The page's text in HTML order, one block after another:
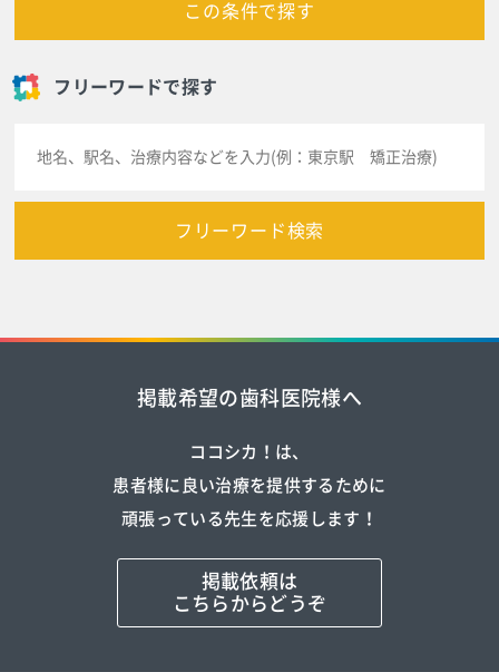
この条件で探す
フリーワードで探す
フリーワード検索
掲載希望の歯科医院様へ
ココシカ！は、
患者様に良い治療を提供するために
頑張っている先生を応援します！
掲載依頼は
こちらからどうぞ